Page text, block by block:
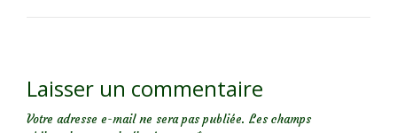
Laisser un commentaire
Votre adresse e-mail ne sera pas publiée. Les champs